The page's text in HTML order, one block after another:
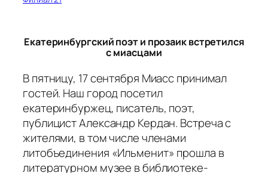
Екатеринбургский поэт и прозаик встретился
с миасцами
В пятницу, 17 сентября Миасс принимал
гостей. Наш город посетил
екатеринбуржец, писатель, поэт,
публицист Александр Кердан. Встреча с
жителями, в том числе членами
литобъединения «Ильменит» прошла в
литературном музее в библиотеке-